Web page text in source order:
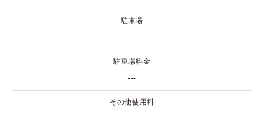
駐車場
---
駐車場料金
---
その他使用料